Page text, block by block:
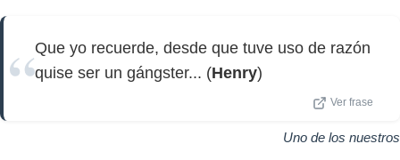
Que yo recuerde, desde que tuve uso de razón
quise ser un gángster... (Henry)
Ver frase
Uno de los nuestros